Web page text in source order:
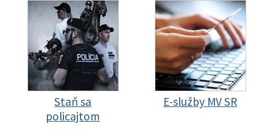
Staň sa
policajtom
E-služby MV SR